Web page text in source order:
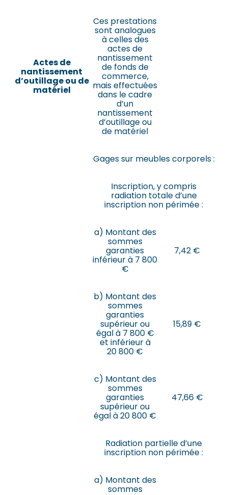
Actes de
nantissement
d’outillage ou de
matériel
Ces prestations
sont analogues
à celles des
actes de
nantissement
de fonds de
commerce,
mais effectuées
dans le cadre
d’un
nantissement
d’outillage ou
de matériel
Gages sur meubles corporels :
Inscription, y compris
radiation totale d’une
inscription non périmée :
a) Montant des
sommes
garanties
inférieur à 7 800
€
7,42 €
b) Montant des
sommes
garanties
supérieur ou
égal à 7 800 €
et inférieur à
20 800 €
15,89 €
c) Montant des
sommes
garanties
supérieur ou
égal à 20 800 €
47,66 €
Radiation partielle d’une
inscription non périmée :
a) Montant des
sommes